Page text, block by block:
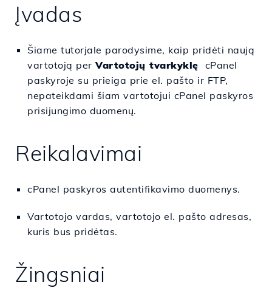
Įvadas
Šiame tutorjale parodysime, kaip pridėti naują
vartotoją perVartotojų tvarkyklę cPanel
paskyroje su prieiga prie el. pašto ir FTP,
nepateikdami šiam vartotojui cPanel paskyros
prisijungimo duomenų.
Reikalavimai
cPanel paskyros autentifikavimo duomenys.
Vartotojo vardas, vartotojo el. pašto adresas,
kuris bus pridėtas.
Žingsniai